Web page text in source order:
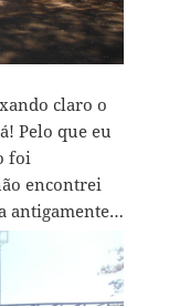
claro o
Pelo que eu
foi
encontrei
antigamente…